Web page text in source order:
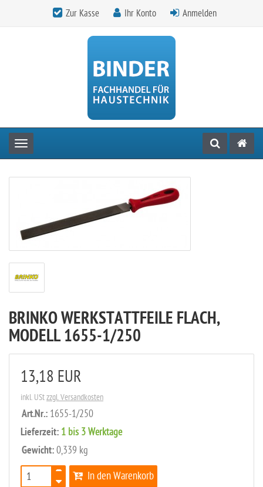
Zur Kasse Ihr Konto Anmelden
Toggle navigation
BRINKO WERKSTATTFEILE FLACH,
MODELL 1655-1/250
13,18 EUR
inkl. UStzzgl. Versandkosten
Art.Nr.: 1655-1/250
Lieferzeit: 1 bis 3 Werktage
Gewicht: 0,339 kg
In den Warenkorb